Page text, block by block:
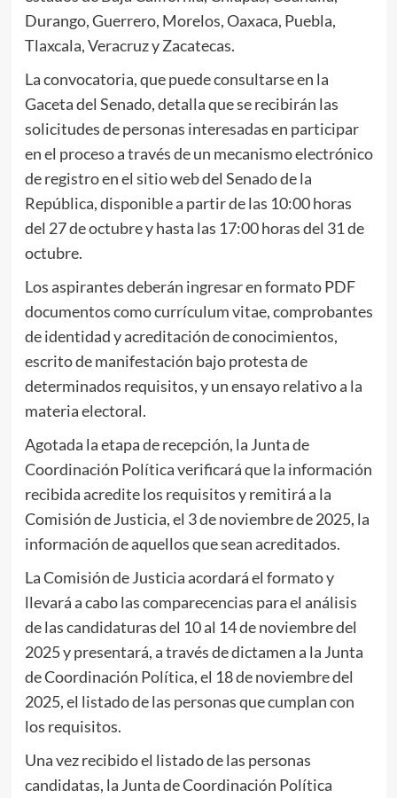
Durango, Guerrero, Morelos, Oaxaca, Puebla,
Tlaxcala, Veracruz y Zacatecas.
La convocatoria, que puede consultarse en la
Gaceta del Senado, detalla que se recibirán las
solicitudes de personas interesadas en participar
en el proceso a través de un mecanismo electrónico
de registro en el sitio web del Senado de la
República, disponible a partir de las 10:00 horas
del 27 de octubre y hasta las 17:00 horas del 31 de
octubre.
Los aspirantes deberán ingresar en formato PDF
documentos como currículum vitae, comprobantes
de identidad y acreditación de conocimientos,
escrito de manifestación bajo protesta de
determinados requisitos, y un ensayo relativo a la
materia electoral.
Agotada la etapa de recepción, la Junta de
Coordinación Política verificará que la información
recibida acredite los requisitos y remitirá a la
Comisión de Justicia, el 3 de noviembre de 2025, la
información de aquellos que sean acreditados.
La Comisión de Justicia acordará el formato y
llevará a cabo las comparecencias para el análisis
de las candidaturas del 10 al 14 de noviembre del
2025 y presentará, a través de dictamen a la Junta
de Coordinación Política, el 18 de noviembre del
2025, el listado de las personas que cumplan con
los requisitos.
Una vez recibido el listado de las personas
candidatas, la Junta de Coordinación Política